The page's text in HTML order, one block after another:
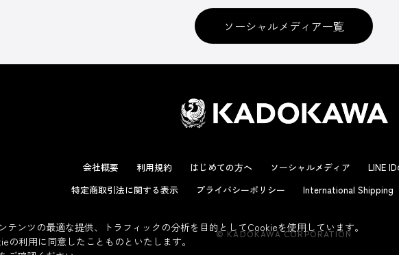
ソーシャルメディア一覧
会社概要 利用規約 はじめての方へ ソーシャルメディア LINE
特定商取引法に関する表示
プライバシーポリシー International Shipping
© KADOKAWA CORPORATION
ンツの最適な提供、トラフィックの分析を目的としてCookieを使用しています。
利用に同意したことものといたします。